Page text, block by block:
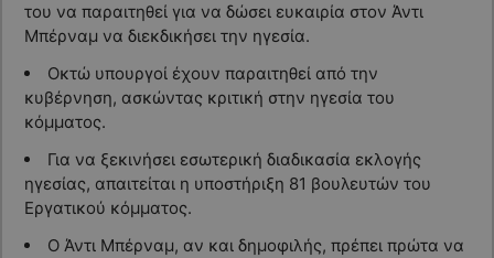
του να παραιτηθεί για να δώσει ευκαιρία στον Άντι
Μπέρναμ να διεκδικήσει την ηγεσία.
Οκτώ υπουργοί έχουν παραιτηθεί από την
κυβέρνηση, ασκώντας κριτική στην ηγεσία του
κόμματος.
Για να ξεκινήσει εσωτερική διαδικασία εκλογής
ηγεσίας, απαιτείται η υποστήριξη 81 βουλευτών του
Εργατικού κόμματος.
Ο Άντι Μπέρναμ, αν και δημοφιλής, πρέπει πρώτα να